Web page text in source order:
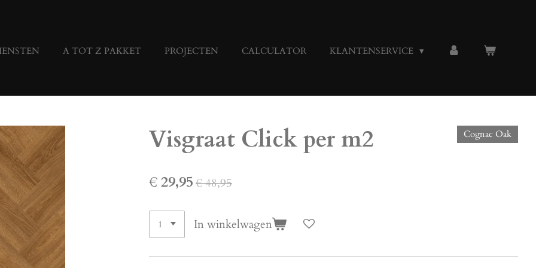
A TOT Z PAKKET PROJECTEN CALCULATOR KLANTENSERVICE
Visgraat Click per m2 Cognac Oak
€ 29,95€ 48,95
In winkelwagen